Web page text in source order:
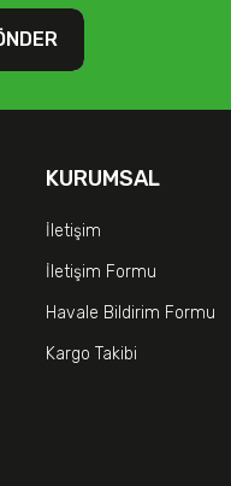
KURUMSAL
İletişim
İletişim Formu
Havale Bildirim Formu
Kargo Takibi